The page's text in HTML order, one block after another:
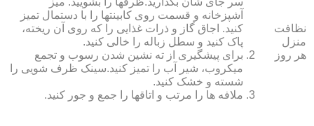
نظافت
منزل
هر روز
آشپزخانه و قسمت روی کابینت‏ها را با دستمال تمیز
کنید. اجاق گاز و ذرات غذایی را که روی آن ریخته،
پاک کنید و سطل زباله را خالی کنید.
برای پیشگیری از ته نشین شدن رسوب و تجمع
میکروب، شیر آب را تمیز کنید.سینک ظرف شویی را
شسته و خشک کنید.
ملافه‏ ها را مرتب و اتاق‏ها را جمع و جور کنید.